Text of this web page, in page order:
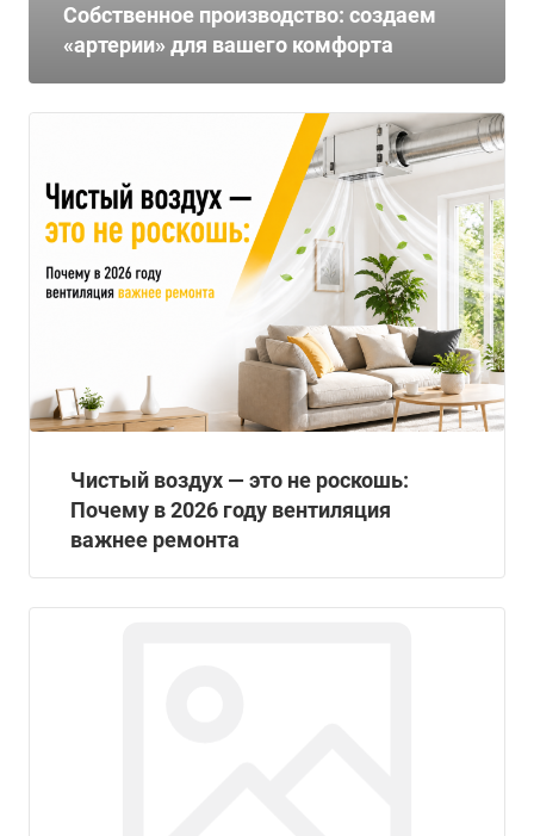
Собственное производство: создаем
«артерии» для вашего комфорта
Чистый воздух — это не роскошь:
Почему в 2026 году вентиляция
важнее ремонта